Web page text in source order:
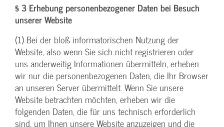
§ 3 Erhebung personenbezogener Daten bei Besuch
unserer Website
(1) Bei der bloß informatorischen Nutzung der
Website, also wenn Sie sich nicht registrieren oder
uns anderweitig Informationen übermitteln, erheben
wir nur die personenbezogenen Daten, die Ihr Browser
an unseren Server übermittelt. Wenn Sie unsere
Website betrachten möchten, erheben wir die
folgenden Daten, die für uns technisch erforderlich
sind, um Ihnen unsere Website anzuzeigen und die